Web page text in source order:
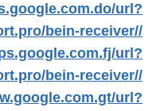
url?
bein-receiver//
url?
bein-receiver//
url?